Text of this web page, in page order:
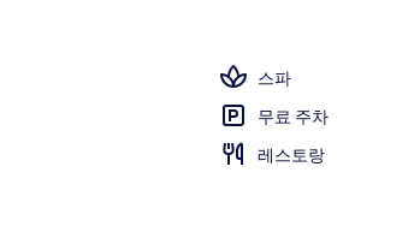
스파
무료 주차
레스토랑